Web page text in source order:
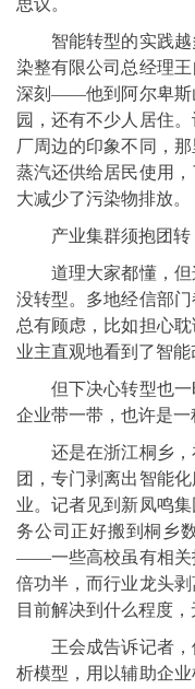
思议。
智能转型的实践越
染整有限公司总经理
深刻——他到阿尔卑斯
园，还有不少人居住
厂周边的印象不同，
蒸汽还供给居民使用
大减少了污染物排放。
产业集群须抱团转
道理大家都懂，但
没转型。多地经信部
总有顾虑，比如担心
业主直观地看到了智能
但下决心转型也一
企业带一带，也许是一
还是在浙江桐乡，
团，专门剥离出智能
业。记者见到新凤鸣
务公司正好搬到桐乡
——一些高校虽有相关
倍功半，而行业龙头剥
目前解决到什么程度，
王会成告诉记者，
析模型，用以辅助企